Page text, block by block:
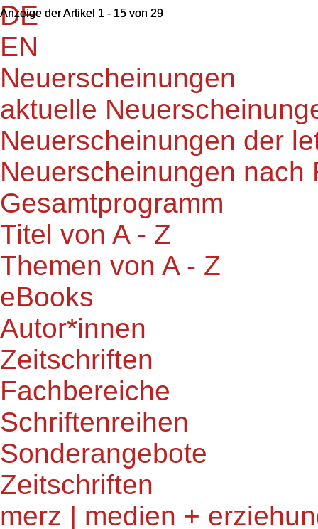
DE
EN
Neuerscheinungen
aktuelle
Neuerscheinungen der
Neuerscheinungen nach
Gesamtprogramm
Titel von A - Z
Themen von A - Z
eBooks
Autor*innen
Zeitschriften
Fachbereiche
Schriftenreihen
Sonderangebote
Zeitschriften
merz | medien +
Anzeige der Artikel 1 - 15 von 29
Anzeige der Artikel 1 - 15 von 29